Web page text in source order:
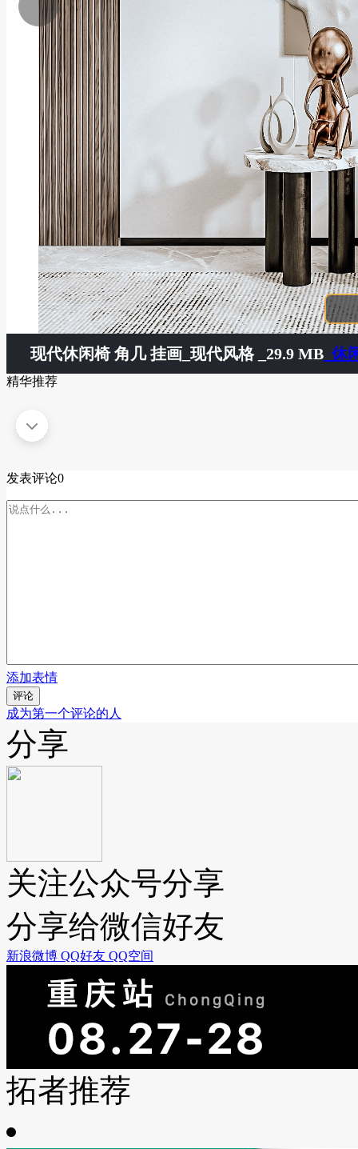
现代休闲椅 角几 挂画 _现代风格 _29.9 MB _休
精华推荐
发表评论0
添加表情
评论
成为第一个评论的人
分享
关注公众号分享
分享给微信好友
新浪微博 QQ好友 QQ空间
拓者推荐